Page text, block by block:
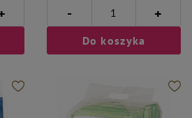
- +
Do koszyka